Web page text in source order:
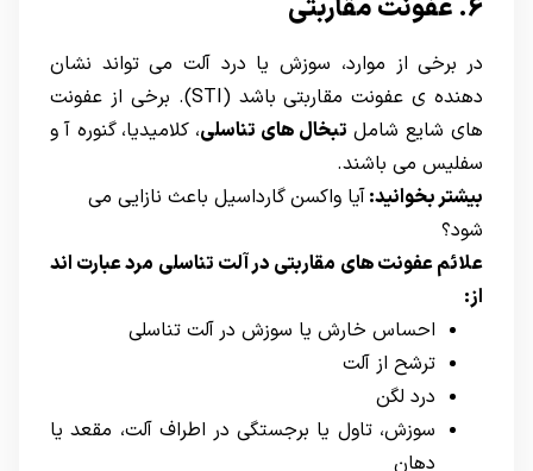
6. عفونت مقاربتی
در برخی از موارد، سوزش یا درد آلت می تواند نشان
دهنده ی عفونت مقاربتی باشد (STI). برخی از عفونت
های شایع شامل تبخال های تناسلی، کلامیدیا، گنوره آ و
سفلیس می باشند.
بیشتر بخوانید:آیا واکسن گارداسیل باعث نازایی می
شود؟
علائم عفونت های مقاربتی در آلت تناسلی مرد عبارت اند
از:
احساس خارش یا سوزش در آلت تناسلی
ترشح از آلت
درد لگن
سوزش، تاول یا برجستگی در اطراف آلت، مقعد یا
دهان